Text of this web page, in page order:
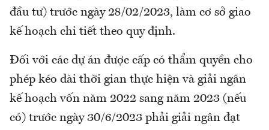
đầu tư) trước ngày 28/02/2023, làm cơ sở giao
kế hoạch chi tiết theo quy định.
Đối với các dự án được cấp có thẩm quyền cho
phép kéo dài thời gian thực hiện và giải ngân
kế hoạch vốn năm 2022 sang năm 2023 (nếu
có) trước ngày 30/6/2023 phải giải ngân đạt